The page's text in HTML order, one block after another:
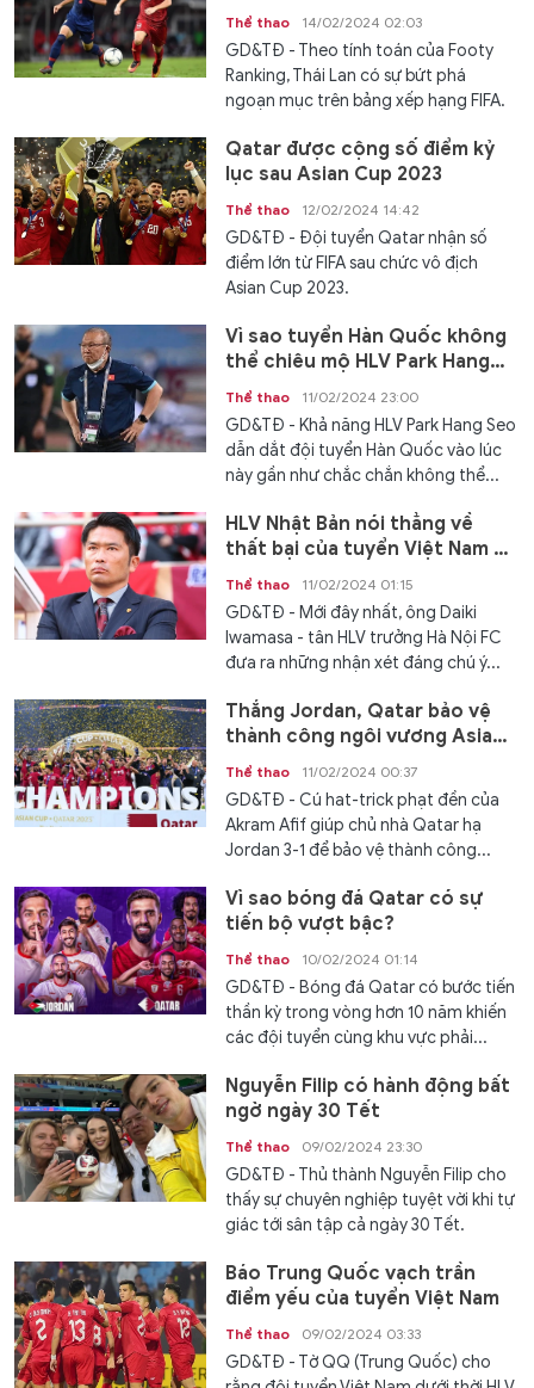
Thể thao 14/02/2024 02:03
GD&TĐ - Theo tính toán của Footy
Ranking, Thái Lan có sự bứt phá
ngoạn mục trên bảng xếp hạng FIFA.
Qatar được cộng số điểm kỷ
lục sau Asian Cup 2023
Thể thao 12/02/2024 14:42
GD&TĐ - Đội tuyển Qatar nhận số
điểm lớn từ FIFA sau chức vô địch
Asian Cup 2023.
Vì sao tuyển Hàn Quốc không
thể chiêu mộ HLV Park Hang
Seo?
Thể thao 11/02/2024 23:00
GD&TĐ - Khả năng HLV Park Hang Seo
dẫn dắt đội tuyển Hàn Quốc vào lúc
này gần như chắc chắn không thể...
HLV Nhật Bản nói thẳng về
thất bại của tuyển Việt Nam ở
Asian Cup 2023
Thể thao 11/02/2024 01:15
GD&TĐ - Mới đây nhất, ông Daiki
Iwamasa - tân HLV trưởng Hà Nội FC
đưa ra những nhận xét đáng chú ý...
Thắng Jordan, Qatar bảo vệ
thành công ngôi vương Asian
Cup
Thể thao 11/02/2024 00:37
GD&TĐ - Cú hat-trick phạt đền của
Akram Afif giúp chủ nhà Qatar hạ
Jordan 3-1 để bảo vệ thành công...
Vì sao bóng đá Qatar có sự
tiến bộ vượt bậc?
Thể thao 10/02/2024 01:14
GD&TĐ - Bóng đá Qatar có bước tiến
thần kỳ trong vòng hơn 10 năm khiến
các đội tuyển cùng khu vực phải...
Nguyễn Filip có hành động bất
ngờ ngày 30 Tết
Thể thao 09/02/2024 23:30
GD&TĐ - Thủ thành Nguyễn Filip cho
thấy sự chuyên nghiệp tuyệt vời khi tự
giác tới sân tập cả ngày 30 Tết.
Báo Trung Quốc vạch trần
điểm yếu của tuyển Việt Nam
Thể thao 09/02/2024 03:33
GD&TĐ - Tờ QQ (Trung Quốc) cho